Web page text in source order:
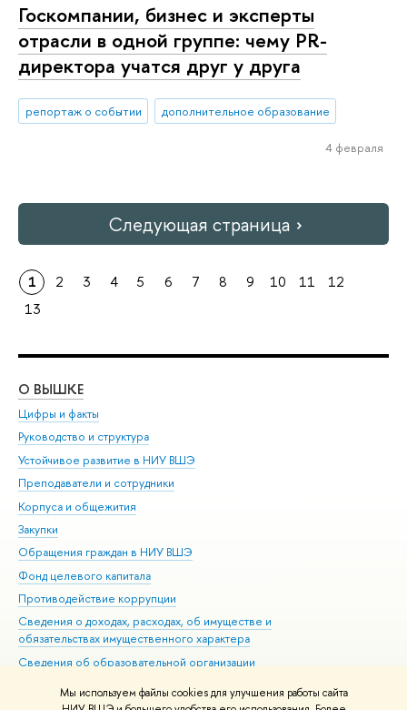
Мы используем файлы cookies для улучшения работы сайта
Госкомпании, бизнес и эксперты
отрасли в одной группе: чему PR-
директора учатся друг у друга
репортаж о событии дополнительное образование
4 февраля
Следующая страница
1 2 3 4 5 6 7 8 9 10 11
12
13
О ВЫШКЕ
Цифры и факты
Руководство и структура
Устойчивое развитие в НИУ ВШЭ
Преподаватели и сотрудники
Корпуса и общежития
Закупки
Обращения граждан в НИУ ВШЭ
Фонд целевого капитала
Противодействие коррупции
Сведения о доходах, расходах, об имуществе и
обязательствах имущественного характера
Сведения об образовательной организации
Людям с ограниченными возможностями здоровья